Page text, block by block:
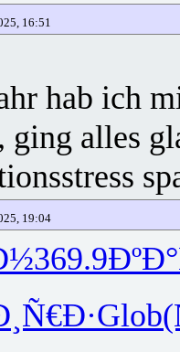
16:51
hab ich
ging alles
19:04
369.9
Glob